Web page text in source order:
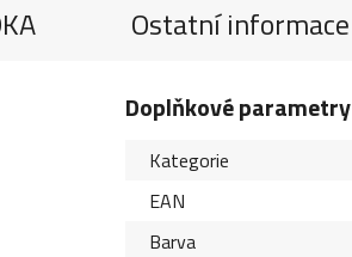
Ostatní informace
Doplňkové parametry
Kategorie
EAN
Barva